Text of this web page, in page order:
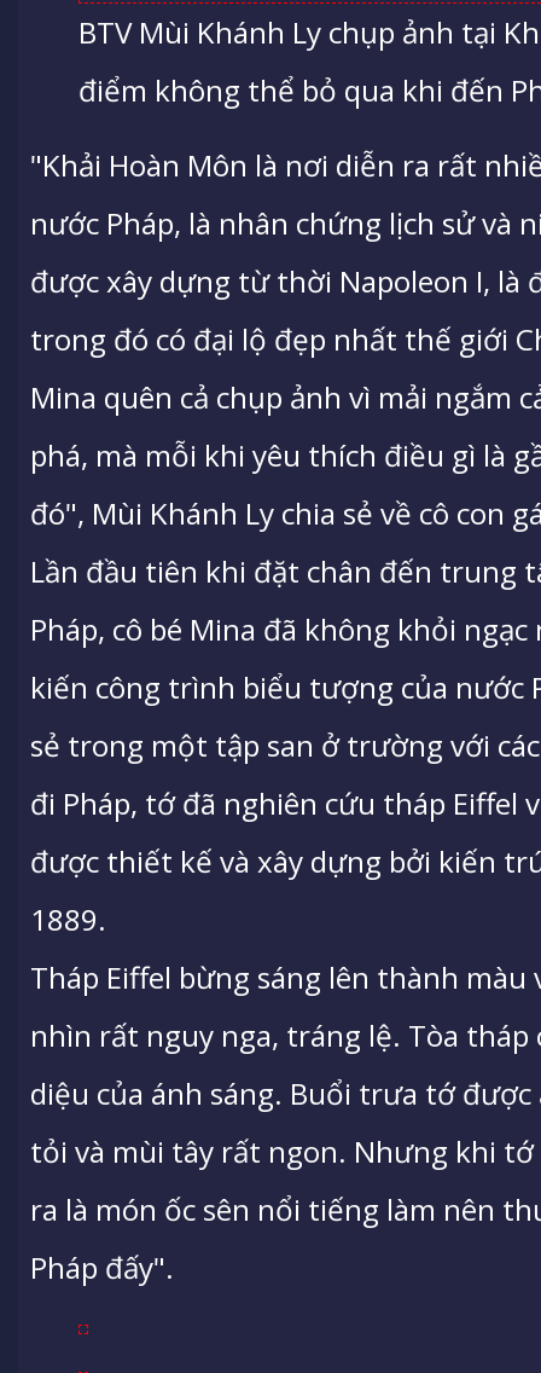
BTV Mùi Khánh Ly chụp ảnh tại
điểm không thể bỏ qua khi đến
"Khải Hoàn Môn là nơi diễn ra rất
nước Pháp, là nhân chứng lịch sử và
được xây dựng từ thời Napoleon I, là
trong đó có đại lộ đẹp nhất thế giới
Mina quên cả chụp ảnh vì mải ngắm
phá, mà mỗi khi yêu thích điều gì là
đó", Mùi Khánh Ly chia sẻ về cô con
Lần đầu tiên khi đặt chân đến trung
Pháp, cô bé Mina đã không khỏi
kiến công trình biểu tượng của nước
sẻ trong một tập san ở trường với
đi Pháp, tớ đã nghiên cứu tháp Eiffel
được thiết kế và xây dựng bởi kiến
1889.
Tháp Eiffel bừng sáng lên thành
nhìn rất nguy nga, tráng lệ. Tòa tháp
diệu của ánh sáng. Buổi trưa tớ
tỏi và mùi tây rất ngon. Nhưng khi
ra là món ốc sên nổi tiếng làm nên
Pháp đấy".